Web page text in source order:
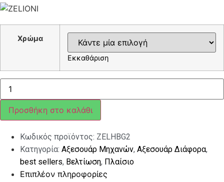
Χρώμα
Εκκαθάριση
ΜΑΝΕΤΕΣ
ΣΠΟΡ
ΚΟΝΤΕΣ
ZELIONI
VESPA
GTS
Προσθήκη στο καλάθι
Κωδικός προϊόντος: ZELHBG2
Κατηγορία: Αξεσουάρ Μηχανών, Αξεσουάρ Διάφορα,
best sellers, Βελτίωση, Πλαίσιο
Επιπλέον πληροφορίες